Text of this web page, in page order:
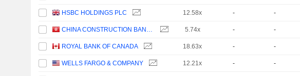
HSBC HOLDINGS PLC 12.58x - -
CHINA CONSTRUCTION BANK CORPORATION 5.74x - -
ROYAL BANK OF CANADA 18.63x - -
WELLS FARGO & COMPANY 12.21x - -